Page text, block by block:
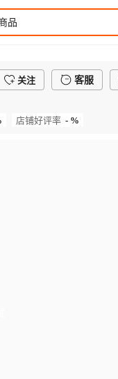
关注 客服
店铺好评率 - %